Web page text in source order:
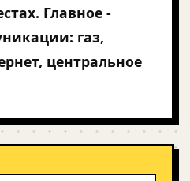
Главное -
газ,
центральное